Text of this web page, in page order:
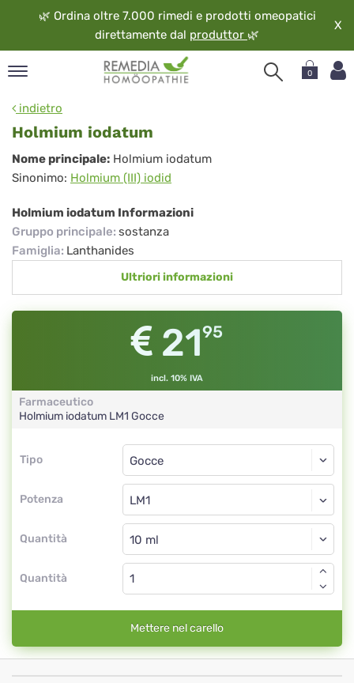
🌿 Ordina oltre 7.000 rimedi e prodotti omeopatici
direttamente dal produttor 🌿
X
0
indietro
Holmium iodatum
Holmium
iodatum
Nome principale: Holmium iodatum
Sinonimo: Holmium (III) iodid
Holmium iodatum Informazioni
Gruppo principale: sostanza
Famiglia: Lanthanides
Ultriori informazioni
2195
incl. 10% IVA
Farmaceutico
Holmium iodatum LM1 Gocce
Tipo
Tipo
Potenza
Gocce
LM1
Quantità
Gocce
Quantità
Mettere nel carello